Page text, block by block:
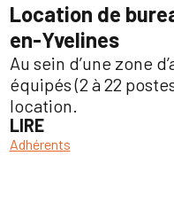
Location de
en-Yvelines
Au sein d’une zone
équipés (2 à 22
location.
LIRE
Adhérents